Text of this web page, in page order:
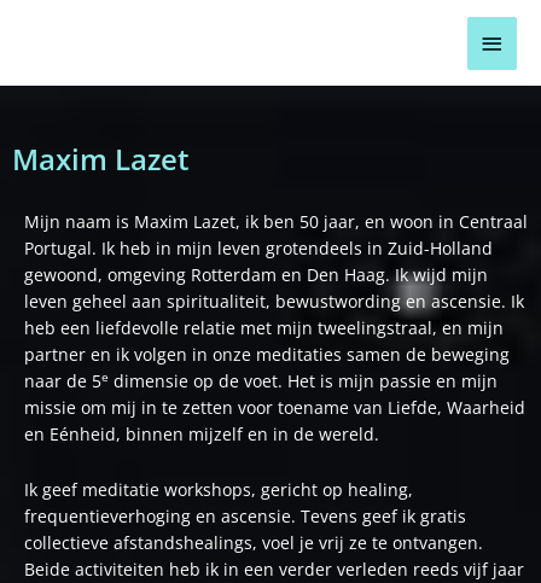
inhoud
Maxim Lazet
Mijn naam is Maxim Lazet, ik ben 50 jaar, en woon in Centraal
Portugal. Ik heb in mijn leven grotendeels in Zuid-Holland
gewoond, omgeving Rotterdam en Den Haag. Ik wijd mijn
leven geheel aan spiritualiteit, bewustwording en ascensie. Ik
heb een liefdevolle relatie met mijn tweelingstraal, en mijn
partner en ik volgen in onze meditaties samen de beweging
naar de 5e dimensie op de voet. Het is mijn passie en mijn
missie om mij in te zetten voor toename van Liefde, Waarheid
en Eénheid, binnen mijzelf en in de wereld.
Ik geef meditatie workshops, gericht op healing,
frequentieverhoging en ascensie. Tevens geef ik gratis
collectieve afstandshealings, voel je vrij ze te ontvangen.
Beide activiteiten heb ik in een verder verleden reeds vijf jaar